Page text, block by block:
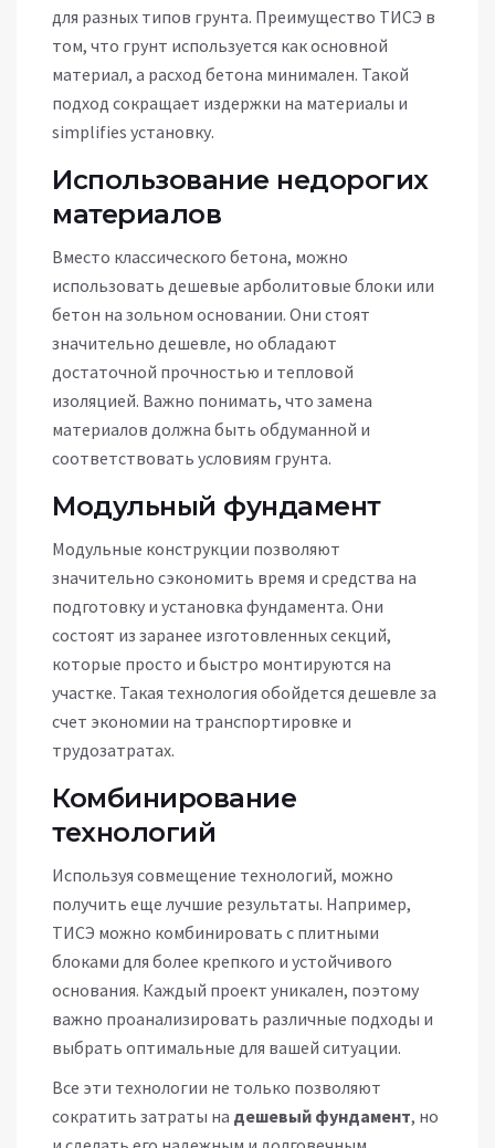
для разных типов грунта. Преимущество ТИСЭ в
том, что грунт используется как основной
материал, а расход бетона минимален. Такой
подход сокращает издержки на материалы и
simplifies установку.
Использование недорогих
материалов
Вместо классического бетона, можно
использовать дешевые арболитовые блоки или
бетон на зольном основании. Они стоят
значительно дешевле, но обладают
достаточной прочностью и тепловой
изоляцией. Важно понимать, что замена
материалов должна быть обдуманной и
соответствовать условиям грунта.
Модульный фундамент
Модульные конструкции позволяют
значительно сэкономить время и средства на
подготовку и установка фундамента. Они
состоят из заранее изготовленных секций,
которые просто и быстро монтируются на
участке. Такая технология обойдется дешевле за
счет экономии на транспортировке и
трудозатратах.
Комбинирование
технологий
Используя совмещение технологий, можно
получить еще лучшие результаты. Например,
ТИСЭ можно комбинировать с плитными
блоками для более крепкого и устойчивого
основания. Каждый проект уникален, поэтому
важно проанализировать различные подходы и
выбрать оптимальные для вашей ситуации.
Все эти технологии не только позволяют
сократить затраты на дешевый фундамент, но